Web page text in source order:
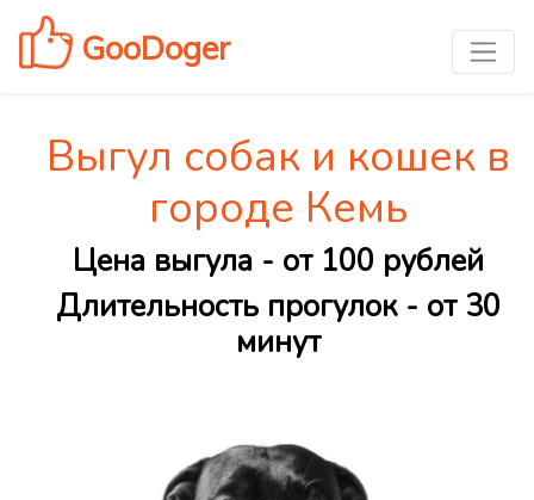
GooDoger
Выгул собак и кошек в
городе Кемь
Цена выгула - от 100 рублей
Длительность прогулок - от 30
минут